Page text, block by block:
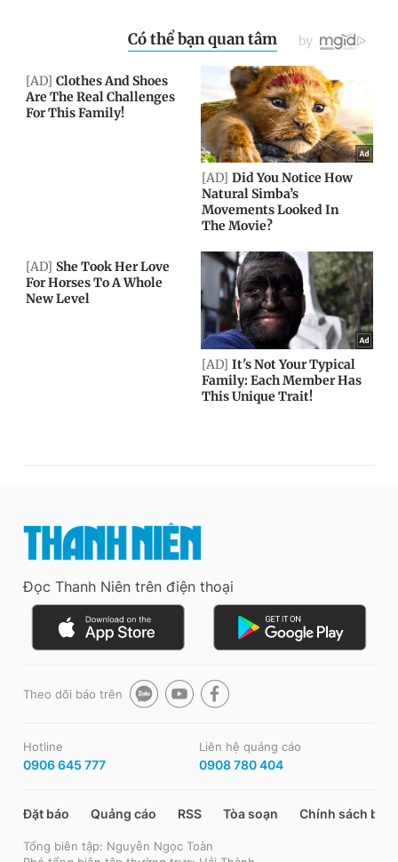
Đọc Thanh Niên trên điện thoại
Theo dõi báo trên
Hotline
0906 645 777
Liên hệ quảng cáo
0908 780 404
Đặt báo Quảng cáo RSS Tòa soạn Chính sách bảo
Tổng biên tập: Nguyễn Ngọc Toàn